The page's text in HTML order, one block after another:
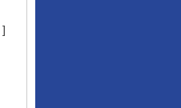
]